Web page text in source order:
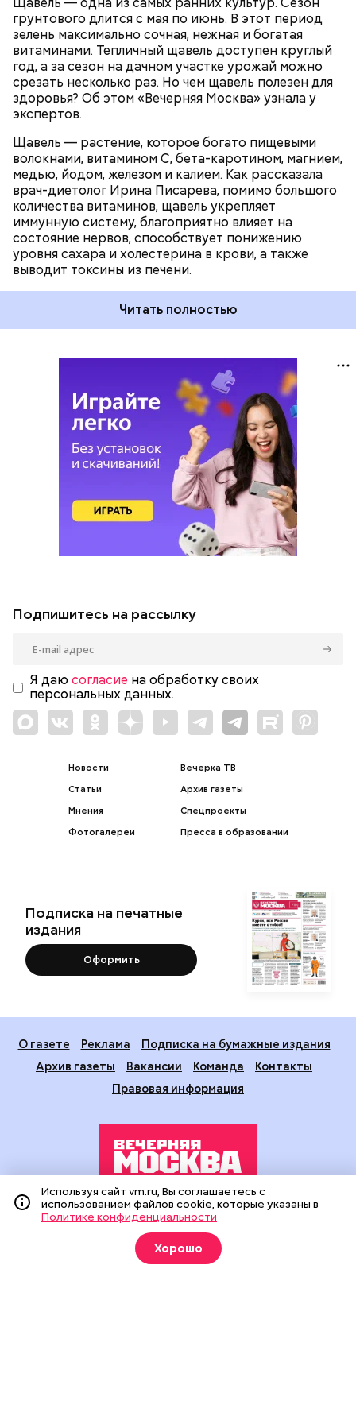
грунтового длится с мая по июнь. В этот период
зелень максимально сочная, нежная и богатая
витаминами. Тепличный щавель доступен круглый
год, а за сезон на дачном участке урожай можно
срезать несколько раз. Но чем щавель полезен для
здоровья? Об этом «Вечерняя Москва» узнала у
экспертов.
Щавель — растение, которое богато пищевыми
волокнами, витамином С, бета-каротином, магнием,
медью, йодом, железом и калием. Как рассказала
врач-диетолог Ирина Писарева, помимо большого
количества витаминов, щавель укрепляет
иммунную систему, благоприятно влияет на
состояние нервов, способствует понижению
уровня сахара и холестерина в крови, а также
выводит токсины из печени.
Читать полностью
ЗДОРОВЬЕ ВРАЧИ
РАСТЕНИЯ
ПРОДУКТЫ
Подпишитесь на рассылку
Я даю согласие на обработку своих
персональных данных.
Новости
Статьи
Мнения
Фотогалереи
Вечерка ТВ
Архив газеты
Спецпроекты
Пресса в образовании
Подписка на печатные
издания
Оформить
О газете Реклама
Подписка на бумажные издания
Архив газеты
Вакансии Команда
Контакты
Правовая информация
Издание создано при финансовой поддержке Департамента
средств массовой информации и рекламы города Москвы.
На сайте применяются рекомендательные технологии
(информационные технологии предоставления информации
на основе сбора, систематизации и анализа сведений,
Используя сайт vm.ru, Вы соглашаетесь с
использованием файлов cookie, которые указаны в
Политике конфиденциальности
Хорошо